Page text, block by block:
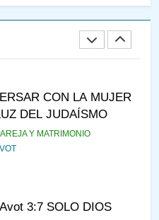
ES SABIO?
CON LA MUJER
DEL JUDAÍSMO
Y MATRIMONIO
3:7 SOLO DIOS